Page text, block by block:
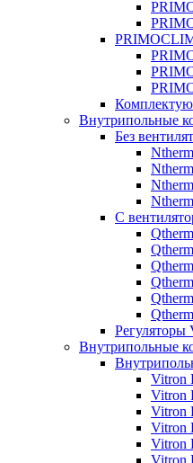
Внутрипольные
Без
Ntherm
С
Qtherm
Регуляторы
Внутрипольные
Vitron
Vitron
Vitron
Vitron
Vitron
Vitron